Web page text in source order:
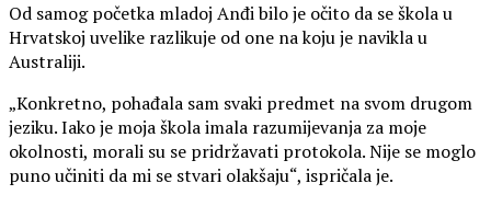
Od samog početka mladoj Anđi bilo je očito da se škola u
Hrvatskoj uvelike razlikuje od one na koju je navikla u
Australiji.
„Konkretno, pohađala sam svaki predmet na svom drugom
jeziku. Iako je moja škola imala razumijevanja za moje
okolnosti, morali su se pridržavati protokola. Nije se moglo
puno učiniti da mi se stvari olakšaju“, ispričala je.